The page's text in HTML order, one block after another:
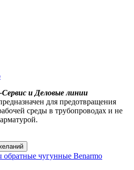
и Деловые линии
для предотвращения
среды в трубопроводах и не
обратные чугунные Benarmo